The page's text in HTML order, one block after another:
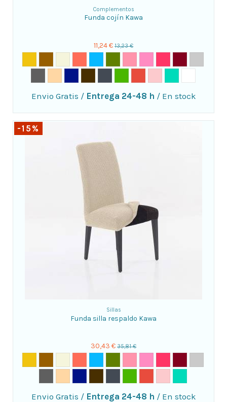
Complementos
Funda cojín Kawa
11,24 € 13,23 €
Envio Gratis / Entrega 24-48 h / En stock
-15%
Sillas
Funda silla respaldo Kawa
30,43 € 35,81 €
Envio Gratis / Entrega 24-48 h / En stock